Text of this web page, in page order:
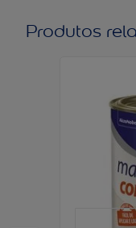
Produtos